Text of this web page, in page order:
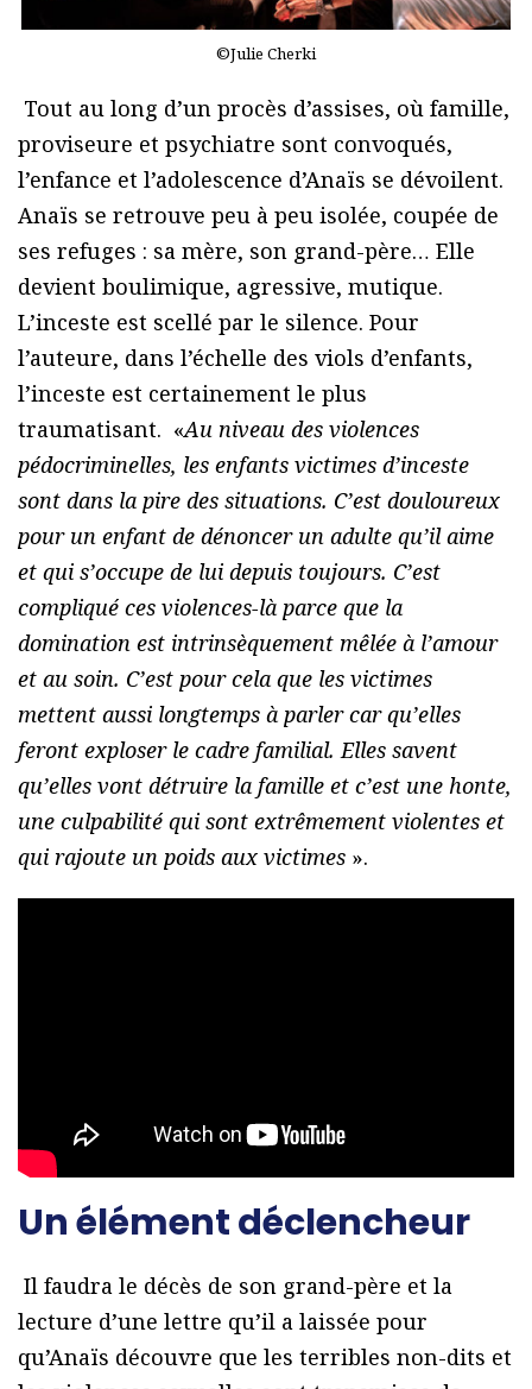
©Julie Cherki
Tout au long d’un procès d’assises, où famille,
proviseure et psychiatre sont convoqués,
l’enfance et l’adolescence d’Anaïs se dévoilent.
Anaïs se retrouve peu à peu isolée, coupée de
ses refuges : sa mère, son grand-père… Elle
devient boulimique, agressive, mutique.
L’inceste est scellé par le silence. Pour
l’auteure, dans l’échelle des viols d’enfants,
l’inceste est certainement le plus
traumatisant. «Au niveau des violences
pédocriminelles, les enfants victimes d’inceste
sont dans la pire des situations. C’est douloureux
pour un enfant de dénoncer un adulte qu’il aime
et qui s’occupe de lui depuis toujours. C’est
compliqué ces violences-là parce que la
domination est intrinsèquement mêlée à l’amour
et au soin. C’est pour cela que les victimes
mettent aussi longtemps à parler car qu’elles
feront exploser le cadre familial. Elles savent
qu’elles vont détruire la famille et c’est une honte,
une culpabilité qui sont extrêmement violentes et
qui rajoute un poids aux victimes ».
Un élément déclencheur
Il faudra le décès de son grand-père et la
lecture d’une lettre qu’il a laissée pour
qu’Anaïs découvre que les terribles non-dits et